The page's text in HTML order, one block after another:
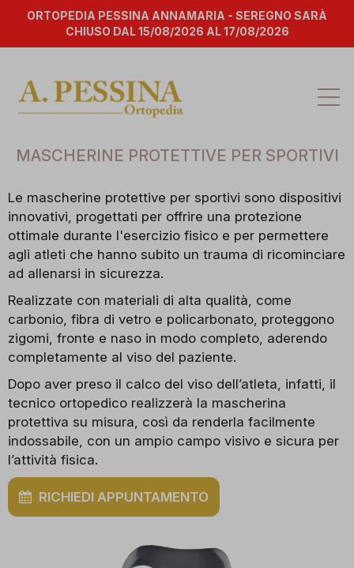
ORTOPEDIA PESSINA ANNAMARIA - SEREGNO SARÀ
CHIUSO DAL 15/08/2026 AL 17/08/2026
MASCHERINE PROTETTIVE PER SPORTIVI
Le mascherine protettive per sportivi sono dispositivi
innovativi, progettati per offrire una protezione
ottimale durante l'esercizio fisico e per permettere
agli atleti che hanno subito un trauma di ricominciare
ad allenarsi in sicurezza.
Realizzate con materiali di alta qualità, come
carbonio, fibra di vetro e policarbonato, proteggono
zigomi, fronte e naso in modo completo, aderendo
completamente al viso del paziente.
Dopo aver preso il calco del viso dell’atleta, infatti, il
tecnico ortopedico realizzerà la mascherina
protettiva su misura, così da renderla facilmente
indossabile, con un ampio campo visivo e sicura per
l’attività fisica.
RICHIEDI APPUNTAMENTO